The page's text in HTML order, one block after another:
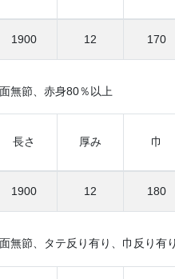
1900 12 170
無節、赤身80％以上
長さ 厚み 巾
1900 12 180
無節、タテ反り有り、巾反り有